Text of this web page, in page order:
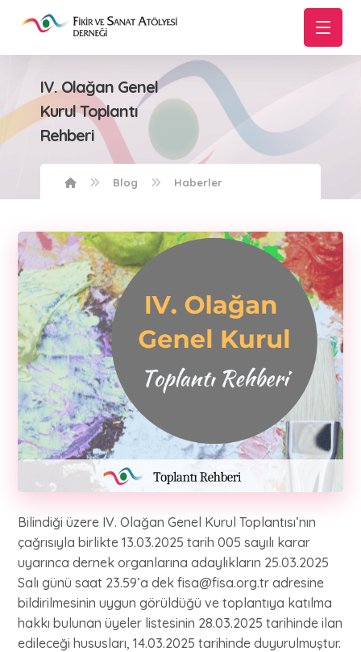
IV. Olağan Genel
Kurul Toplantı
Rehberi
Blog Haberler
Bilindiği üzere IV. Olağan Genel Kurul Toplantısı’nın
çağrısıyla birlikte 13.03.2025 tarih 005 sayılı karar
uyarınca dernek organlarına adaylıkların 25.03.2025
Salı günü saat 23.59’a dek fisa@fisa.org.tr adresine
bildirilmesinin uygun görüldüğü ve toplantıya katılma
hakkı bulunan üyeler listesinin 28.03.2025 tarihinde ilan
edileceği hususları, 14.03.2025 tarihinde duyurulmuştur.